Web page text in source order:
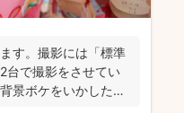
す。撮影には「標準
台で撮影をさせてい
景ボケをいかしたお